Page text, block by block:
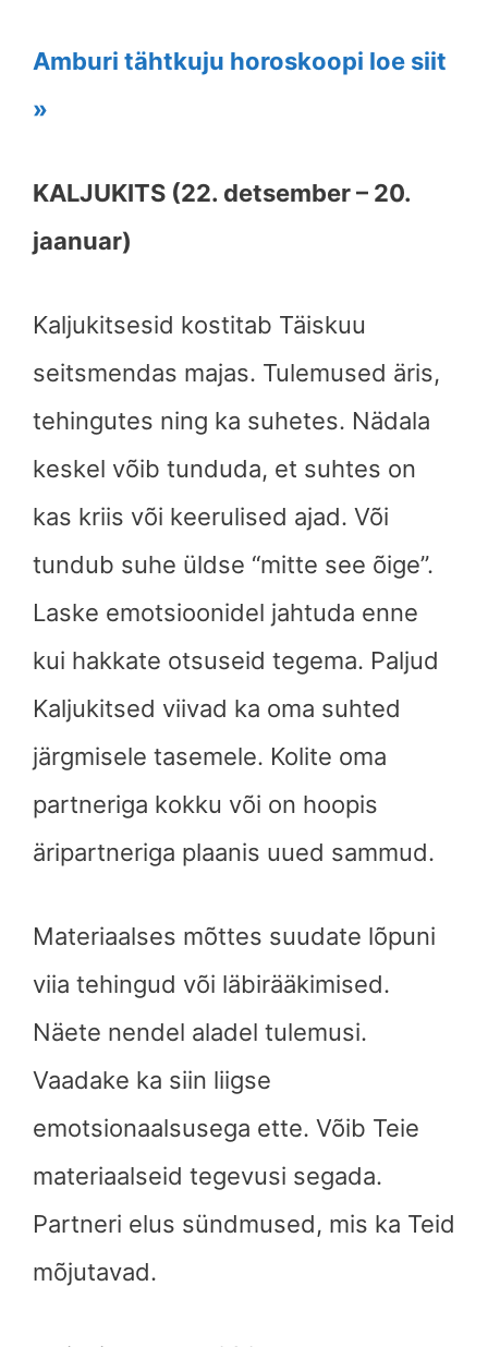
Amburi tähtkuju horoskoopi loe siit
»
KALJUKITS (22. detsember – 20.
jaanuar)
Kaljukitsesid kostitab Täiskuu
seitsmendas majas. Tulemused äris,
tehingutes ning ka suhetes. Nädala
keskel võib tunduda, et suhtes on
kas kriis või keerulised ajad. Või
tundub suhe üldse “mitte see õige”.
Laske emotsioonidel jahtuda enne
kui hakkate otsuseid tegema. Paljud
Kaljukitsed viivad ka oma suhted
järgmisele tasemele. Kolite oma
partneriga kokku või on hoopis
äripartneriga plaanis uued sammud.
Materiaalses mõttes suudate lõpuni
viia tehingud või läbirääkimised.
Näete nendel aladel tulemusi.
Vaadake ka siin liigse
emotsionaalsusega ette. Võib Teie
materiaalseid tegevusi segada.
Partneri elus sündmused, mis ka Teid
mõjutavad.